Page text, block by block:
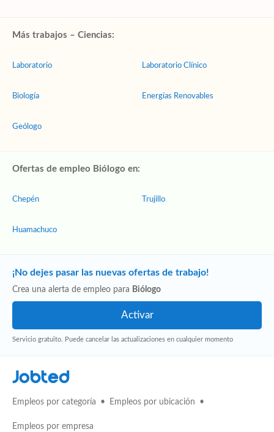
Más trabajos – Ciencias:
Laboratorio
Biología
Geólogo
Laboratorio Clínico
Energías Renovables
Ofertas de empleo Biólogo en:
Chepén
Huamachuco
Trujillo
¡No dejes pasar las nuevas ofertas de trabajo!
Crea una alerta de empleo para Biólogo
Servicio gratuito. Puede cancelar las actualizaciones en cualquier momento
Jobted
Empleos por categoría Empleos por ubicación
Empleos por empresa